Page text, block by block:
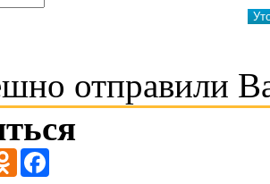
отправили
Odnoklassniki